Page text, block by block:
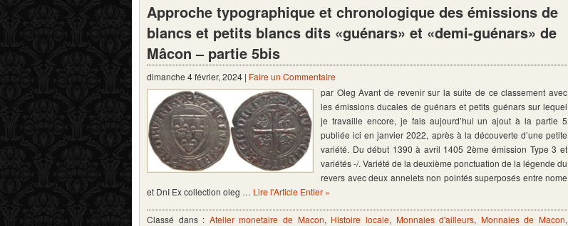
Approche typographique et chronologique des émissions de
blancs et petits blancs dits «guénars» et «demi-guénars» de
Mâcon – partie 5bis
dimanche 4 février, 2024 | Faire un Commentaire
par Oleg Avant de revenir sur la suite de ce classement avec
les émissions ducales de guénars et petits guénars sur lequel
je travaille encore, je fais aujourd’hui un ajout à la partie 5
publiée ici en janvier 2022, après à la découverte d’une petite
variété. Du début 1390 à avril 1405 2ème émission Type 3 et
variétés -/. Variété de la deuxième ponctuation de la légende du
revers avec deux annelets non pointés superposés entre nome
et DnI Ex collection oleg … Lire l'Article Entier »
Classé dans : Atelier monetaire de Macon, Histoire locale, Monnaies d'ailleurs, Monnaies de Macon,